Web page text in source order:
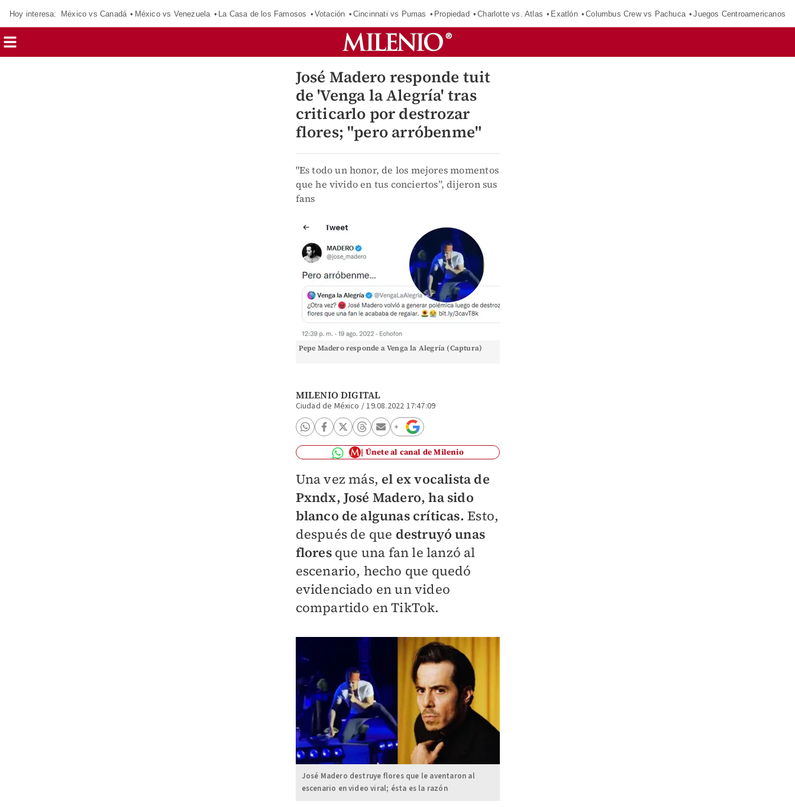
Hoy interesa: México vs Canadá México vs Venezuela La Casa de los Famosos Votación Cincinnati vs Pumas Propiedad Charlotte vs. Atlas Exatlón Columbus Crew vs Pachuca Juegos Centroamericanos
José Madero responde tuit
de 'Venga la Alegría' tras
criticarlo por destrozar
flores; "pero arróbenme"
"Es todo un honor, de los mejores momentos
que he vivido en tus conciertos”, dijeron sus
fans
Pepe Madero responde a Venga la Alegría (Captura)
MILENIO DIGITAL
Ciudad de México /19.08.2022 17:47:09
Únete al canal de Milenio
Una vez más, el ex vocalista de
Pxndx, José Madero, ha sido
blanco de algunas críticas.Esto,
después de que destruyó unas
floresque una fan le lanzó al
escenario, hecho que quedó
evidenciado en un video
compartido en TikTok.
José Madero destruye flores que le aventaron al
escenario en video viral; ésta es la razón